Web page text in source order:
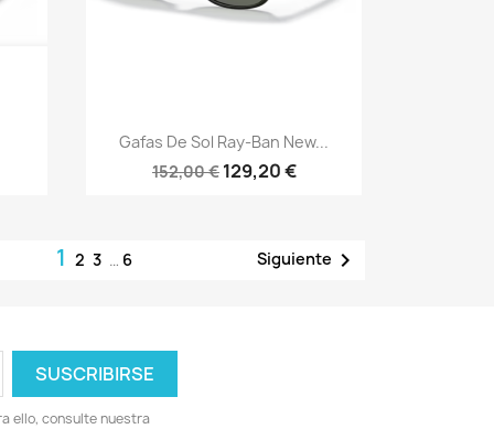
Vista rápida
Gafas De Sol Ray-Ban New...
152,00 € 129,20 €
1 2 3 … 6 Siguiente 
ello, consulte nuestra